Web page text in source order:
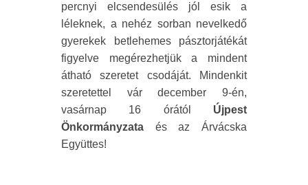
percnyi elcsendesülés jól esik a
léleknek, a nehéz sorban nevelkedő
gyerekek betlehemes pásztorjátékát
figyelve megérezhetjük a mindent
átható szeretet csodáját. Mindenkit
szeretettel vár december 9-én,
vasárnap 16 órától Újpest
Önkormányzata és az Árvácska
Együttes!